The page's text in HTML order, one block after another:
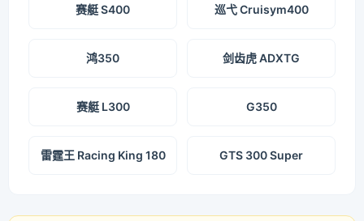
赛艇 S400 巡弋 Cruisym400
鸿350 剑齿虎 ADXTG
赛艇 L300 G350
雷霆王 Racing King 180 GTS 300 Super